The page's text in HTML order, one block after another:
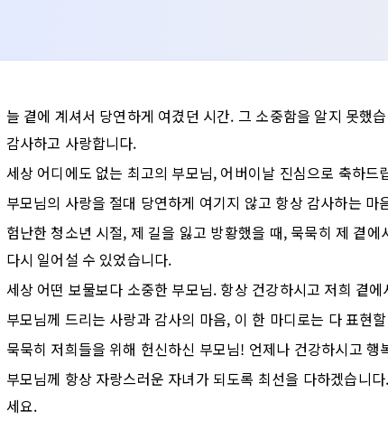
늘 곁에 계셔서 당연하게 여겼던 시간. 그 소중함을 알지 못했
감사하고 사랑합니다.
세상 어디에도 없는 최고의 부모님, 어버이날 진심으로 축하드
부모님의 사랑을 절대 당연하게 여기지 않고 항상 감사하는
험난한 청소년 시절, 제 길을 잃고 방황했을 때, 묵묵히 제 곁
다시 일어설 수 있었습니다.
세상 어떤 보물보다 소중한 부모님. 항상 건강하시고 저희 곁
부모님께 드리는 사랑과 감사의 마음, 이 한 마디로는 다 표현
묵묵히 저희들을 위해 헌신하신 부모님! 언제나 건강하시고 행
부모님께 항상 자랑스러운 자녀가 되도록 최선을 다하겠습니
세요.